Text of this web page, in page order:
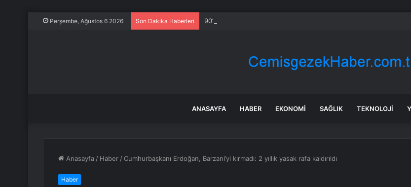
Perşembe, Ağustos 6 2026 Son Dakika Haberleri 90’ların karanlığına beraat: “Bu dosyalar kapanmayacak”
ANASAYFA HABER EKONOMI SAĞLIK TEKNOLOJI
Anasayfa / Haber / Cumhurbaşkanı Erdoğan, Barzani’yi kırmadı: 2 yıllık yasak rafa kaldırıldı
Haber